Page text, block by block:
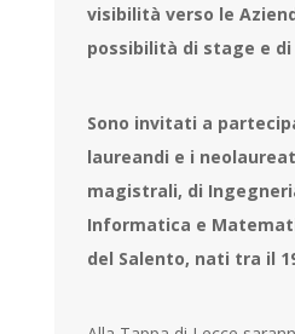
visibilità verso le
possibilità di stage e
Sono invitati a
laureandi e i
magistrali, di
Informatica e
del Salento, nati tra il